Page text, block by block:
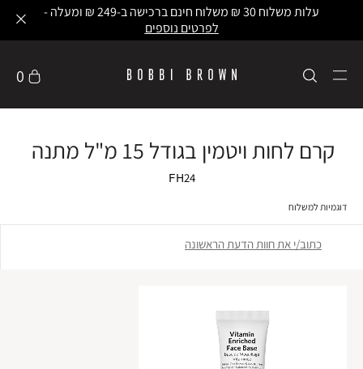
עלות משלוח 30 ₪ משלוח חינם ברכישה ב-249 ₪ ומעלה -
לפרטים נוספים
0
קרם לחות ויטמין בגודל 15 מ"ל מתנה
FH24
דוגמיות למשלוח
כתוב/י את חוות הדעת הראשונה